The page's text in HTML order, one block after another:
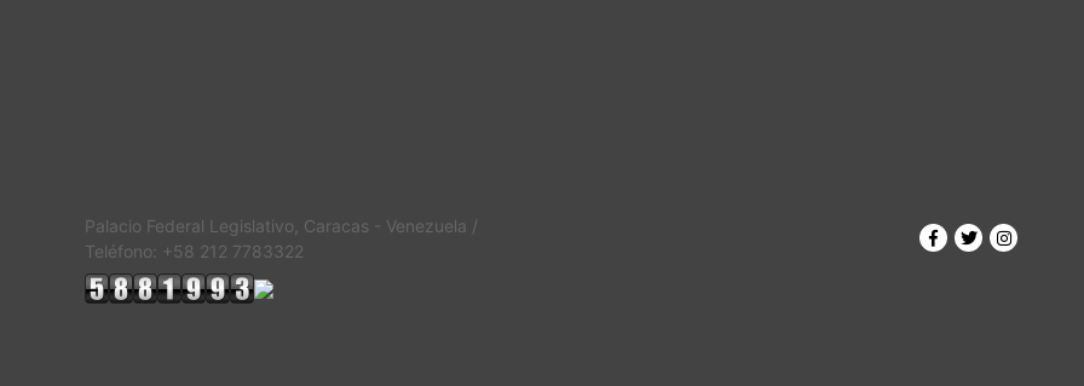
Palacio Federal Legislativo, Caracas - Venezuela /
Teléfono: +58 212 7783322